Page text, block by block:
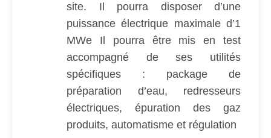
site. Il pourra disposer d’une
puissance électrique maximale d’1
MWe Il pourra être mis en test
accompagné de ses utilités
spécifiques : package de
préparation d’eau, redresseurs
électriques, épuration des gaz
produits, automatisme et régulation